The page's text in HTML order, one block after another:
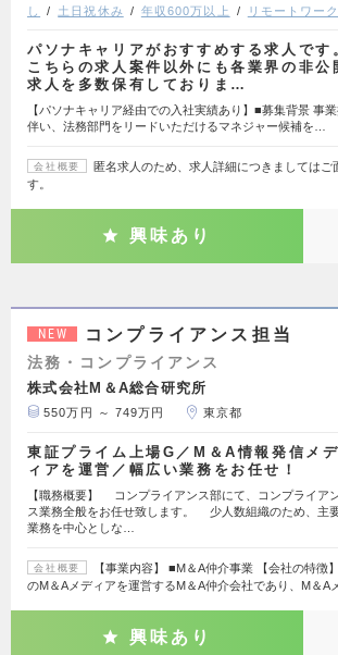
し
土日祝休み 年収600万以上 リモートワー
パソナキャリアがおすすめする求人です
こちらの求人案件以外にも各業界の非公
求人を多数保有しておりま…
【パソナキャリア経由での入社実績あり】■募集背景 事
伴い、法務部門をリードいただけるマネジャー候補を…
会社概要
匿名求人のため、求人詳細につきましてはご
す。
興味あり
NEW コンプライアンス担当
法務・コンプライアンス
株式会社M＆A総合研究所
550万円 ～ 749万円 東京都
東証プライム上場G／M＆A情報発信メデ
ィアを運営／幅広い業務をお任せ！
【職務概要】 コンプライアンス部にて、コンプライア
ス業務全般をお任せ致します。 少人数組織のため、主
業務を中心としな…
会社概要
【事業内容】 ■M＆A仲介事業 【会社の特徴
のM＆Aメディアを運営するM＆A仲介会社であり、M＆A
興味あり